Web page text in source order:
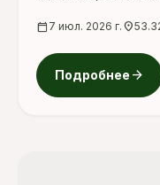
и актуальные
calendar_today 7 июл. 2026 г. location_on
Подробнее arrow_forward